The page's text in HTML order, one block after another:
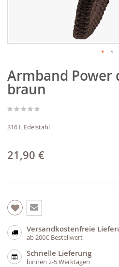
Anfang
der
Bildgalerie
Armband Power
braun
316 L Edelstahl
21,90 €
Versandkostenfreie
ab 200€ Bestellwert
Schnelle Lieferung
binnen 2-5 Werktagen